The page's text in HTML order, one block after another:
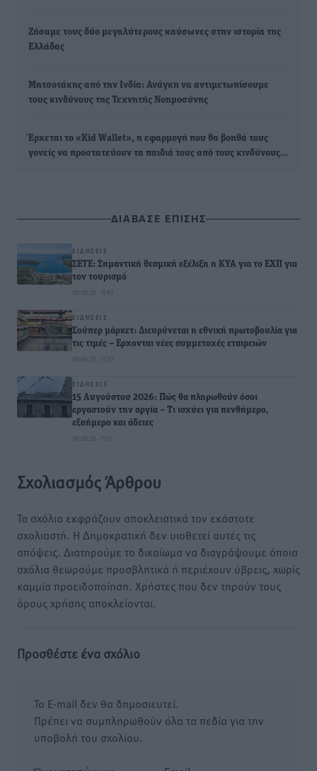
Ζήσαμε τους δύο μεγαλύτερους καύσωνες στην ιστορία της
Ελλάδας
Μητσοτάκης από την Ινδία: Ανάγκη να αντιμετωπίσουμε
τους κινδύνους της Τεχνητής Νοημοσύνης
Έρχεται το «Kid Wallet», η εφαρμογή που θα βοηθά τους
γονείς να προστατεύουν τα παιδιά τους από τους κινδύνους…
ΔΙΑΒΑΣΕ ΕΠΙΣΗΣ
ΕΙΔΉΣΕΙΣ
ΣΕΤΕ: Σημαντική θεσμική εξέλιξη η ΚΥΑ για το ΕΧΠ για
τον τουρισμό
08.08.26 · 11:40
ΕΙΔΉΣΕΙΣ
Σούπερ μάρκετ: Διευρύνεται η εθνική πρωτοβουλία για
τις τιμές – Eρχονται νέες συμμετοχές εταιρειών
08.08.26 · 11:20
ΕΙΔΉΣΕΙΣ
15 Αυγούστου 2026: Πώς θα πληρωθούν όσοι
εργαστούν την αργία – Τι ισχύει για πενθήμερο,
εξαήμερο και άδειες
08.08.26 · 11:15
Σχολιασμός Άρθρου
Τα σχόλια εκφράζουν αποκλειστικά τον εκάστοτε
σχολιαστή. Η Δημοκρατική δεν υιοθετεί αυτές τις
απόψεις. Διατηρούμε το δικαίωμα να διαγράψουμε όποια
σχόλια θεωρούμε προσβλητικά ή περιέχουν ύβρεις, χωρίς
καμμία προειδοποίηση. Χρήστες που δεν τηρούν τους
όρους χρήσης αποκλείονται.
Προσθέστε ένα σχόλιο
Το E-mail δεν θα δημοσιευτεί.
Πρέπει να συμπληρωθούν όλα τα πεδία για την
υποβολή του σχολίου.